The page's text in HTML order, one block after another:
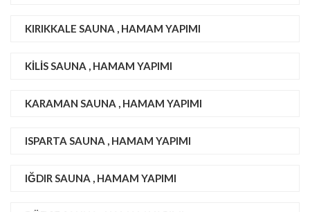
KIRIKKALE SAUNA , HAMAM YAPIMI
KILIS SAUNA , HAMAM YAPIMI
KARAMAN SAUNA , HAMAM YAPIMI
ISPARTA SAUNA , HAMAM YAPIMI
IĞDIR SAUNA , HAMAM YAPIMI